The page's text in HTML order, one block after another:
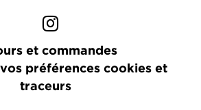
et commandes
préférences cookies et
traceurs